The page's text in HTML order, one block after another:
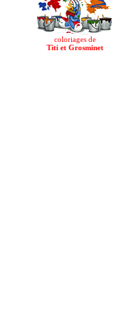
coloriages de
Titi et Grosminet